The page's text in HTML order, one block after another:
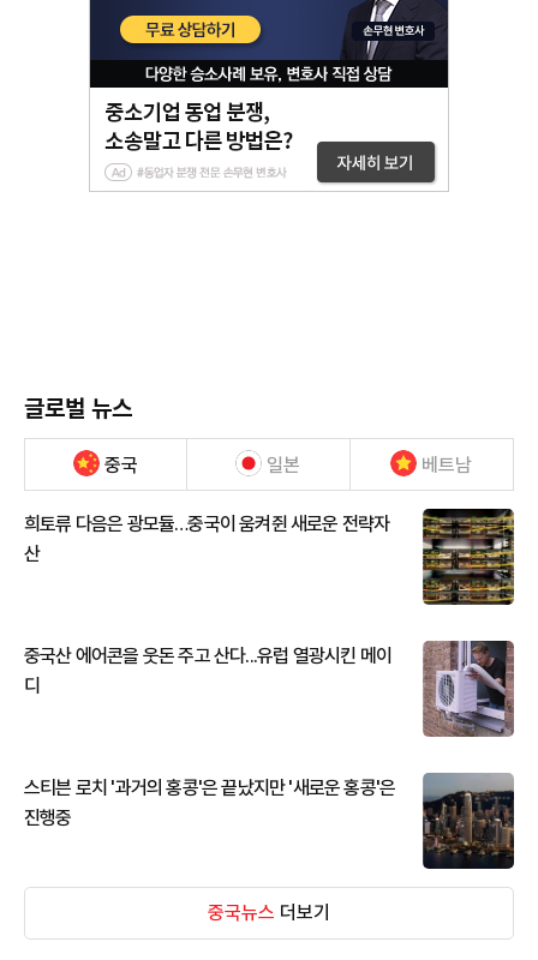
글로벌 뉴스
중국 일본 베트남
희토류 다음은 광모듈…중국이 움켜쥔 새로운 전략자
산
중국산 에어콘을 웃돈 주고 산다...유럽 열광시킨 메이
디
스티븐 로치 '과거의 홍콩'은 끝났지만 '새로운 홍콩'은
진행중
중국뉴스 더보기